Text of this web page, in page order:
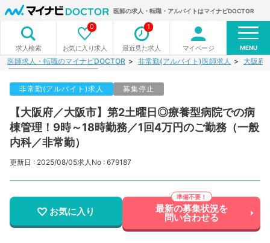
医師の求人・転職・アルバイトはマイナビDOCTOR
求人検索 お気に入り求人
0
最近見た求人
1
マイページ MENU
医師求人・転職のマイナビDOCTOR 非常勤(アルバイト)医師求人 大阪府
非常勤(アルバイト)求人 募集停止
【大阪府／大阪市】第2土曜日◎療養型病院での病
棟管理！9時～18時勤務／1回4万円のご勤務（一般
内科／非常勤）
更新日 : 2025/08/05求人No : 679187
お気に入り 最新の募集状況を
問い合わせる